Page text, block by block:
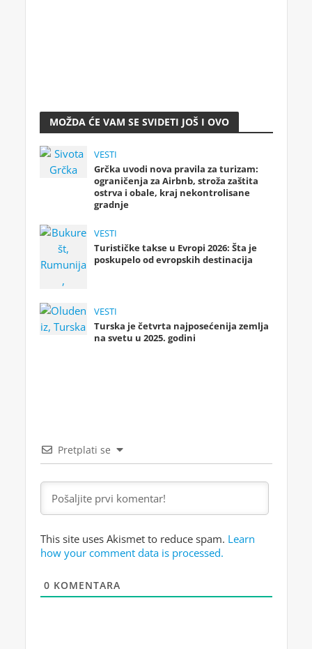
MOŽDA ĆE VAM SE SVIDETI JOŠ I OVO
VESTI
Grčka uvodi nova pravila za turizam:
ograničenja za Airbnb, stroža zaštita
ostrva i obale, kraj nekontrolisane
gradnje
VESTI
Turističke takse u Evropi 2026: Šta je
poskupelo od evropskih destinacija
VESTI
Turska je četvrta najposećenija zemlja
na svetu u 2025. godini
Pretplati se
This site uses Akismet to reduce spam. Learn
how your comment data is processed.
0 KOMENTARA